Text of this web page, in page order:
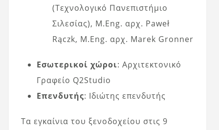
(Τεχνολογικό Πανεπιστήμιο
Σιλεσίας), M.Eng. αρχ. Paweł
Rączk, M.Eng. αρχ. Marek Gronner
Εσωτερικοί χώροι: Αρχιτεκτονικό
Γραφείο Q2Studio
Επενδυτής: Ιδιώτης επενδυτής
Τα εγκαίνια του ξενοδοχείου στις 9